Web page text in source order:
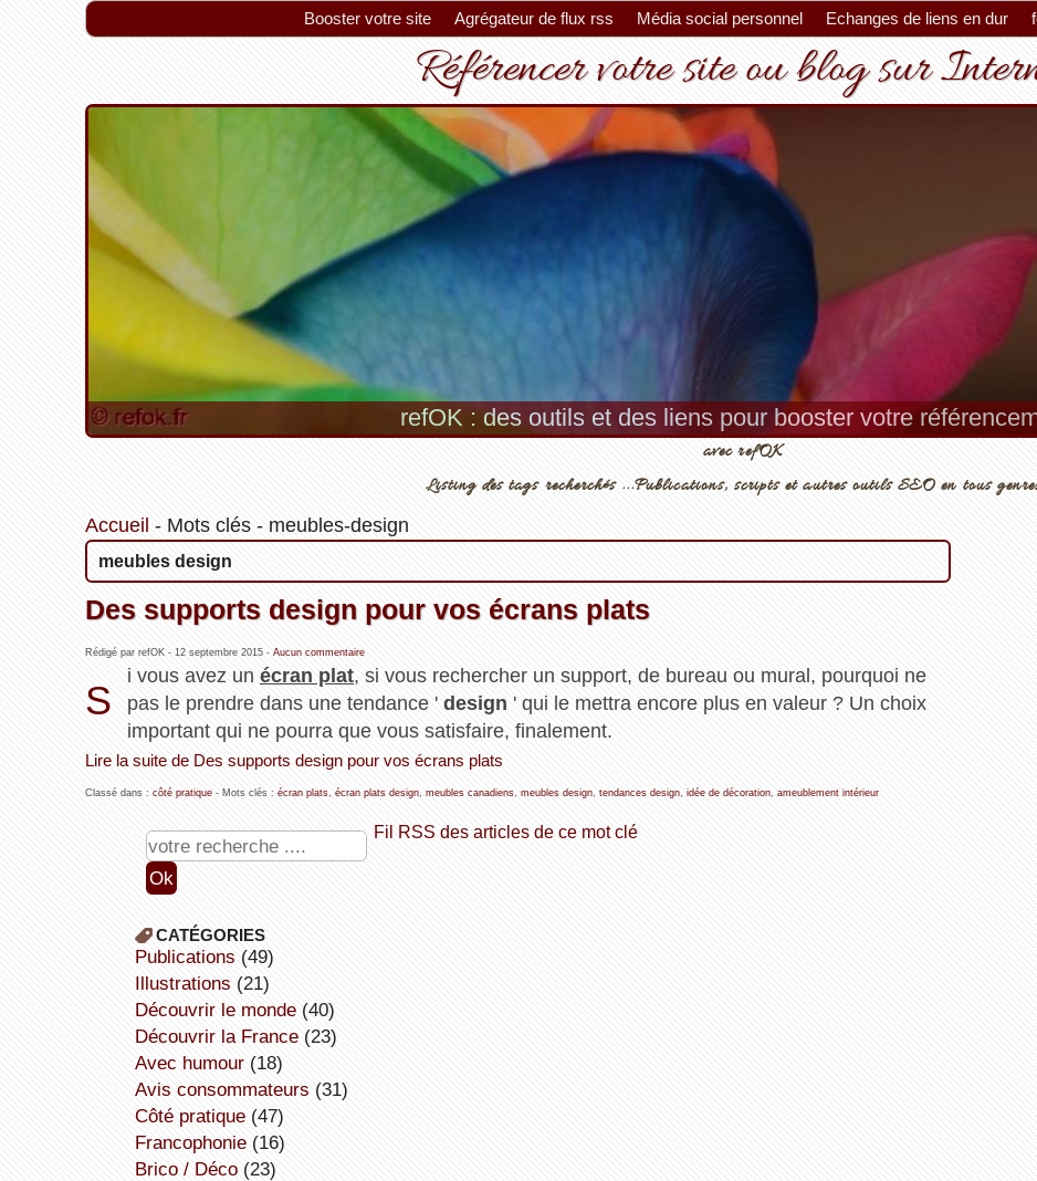
Booster votre site Agrégateur de flux rss Média social personnel Echanges de liens en dur
Référencer votre site ou blog sur
refOK : des outils et des liens pour booster votre
avec refOK
Listing des tags recherchés ...Publications, scripts et autres outils SEO en tous
Accueil - Mots clés- meubles-design
meubles design
Des supports design pour vos écrans plats
Rédigé par refOK - 12 septembre 2015- Aucun commentaire
S
i vous avez un écran plat, si vous rechercher un support, de bureau ou mural, pourquoi ne
pas le prendre dans une tendance ' design ' qui le mettra encore plus en valeur ? Un choix
important qui ne pourra que vous satisfaire, finalement.
Lire la suite de Des supports design pour vos écrans plats
Classé dans : côté pratique- Mots clés : écran plats, écran plats design, meubles canadiens, meubles design, tendances design, idée de décoration, ameublement intérieur
Fil RSS des articles de ce mot clé
CATÉGORIES
publications (49)
illustrations (21)
découvrir le monde(40)
découvrir la France(23)
avec humour(18)
avis consommateurs (31)
côté pratique(47)
Francophonie(16)
Brico / Déco(23)